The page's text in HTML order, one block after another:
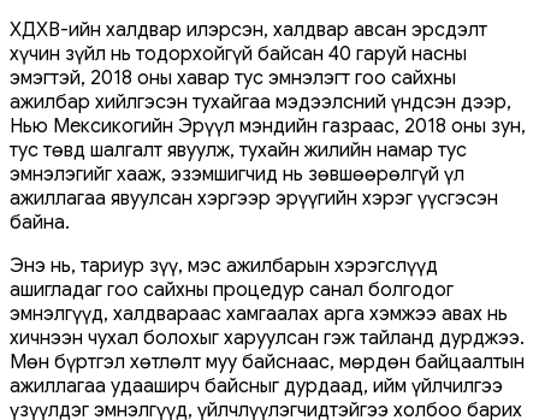
ХДХВ-ийн халдвар илэрсэн, халдвар авсан эрсдэлт
хүчин зүйл нь тодорхойгүй байсан 40 гаруй насны
эмэгтэй, 2018 оны хавар тус эмнэлэгт гоо сайхны
ажилбар хийлгэсэн тухайгаа мэдээлсний үндсэн дээр,
Нью Мексикогийн Эрүүл мэндийн газраас, 2018 оны зун,
тус төвд шалгалт явуулж, тухайн жилийн намар тус
эмнэлэгийг хааж, эзэмшигчид нь зөвшөөрөлгүй үл
ажиллагаа явуулсан хэргээр эрүүгийн хэрэг үүсгэсэн
байна.
Энэ нь, тариур зүү, мэс ажилбарын хэрэгслүүд
ашигладаг гоо сайхны процедур санал болгодог
эмнэлгүүд, халдвараас хамгаалах арга хэмжээ авах нь
хичнээн чухал болохыг харуулсан гэж тайланд дурджээ.
Мөн бүртгэл хөтлөлт муу байснаас, мөрдөн байцаалтын
ажиллагаа удааширч байсныг дурдаад, ийм үйлчилгээ
үзүүлдэг эмнэлгүүд, үйлчлүүлэгчидтэйгээ холбоо барих